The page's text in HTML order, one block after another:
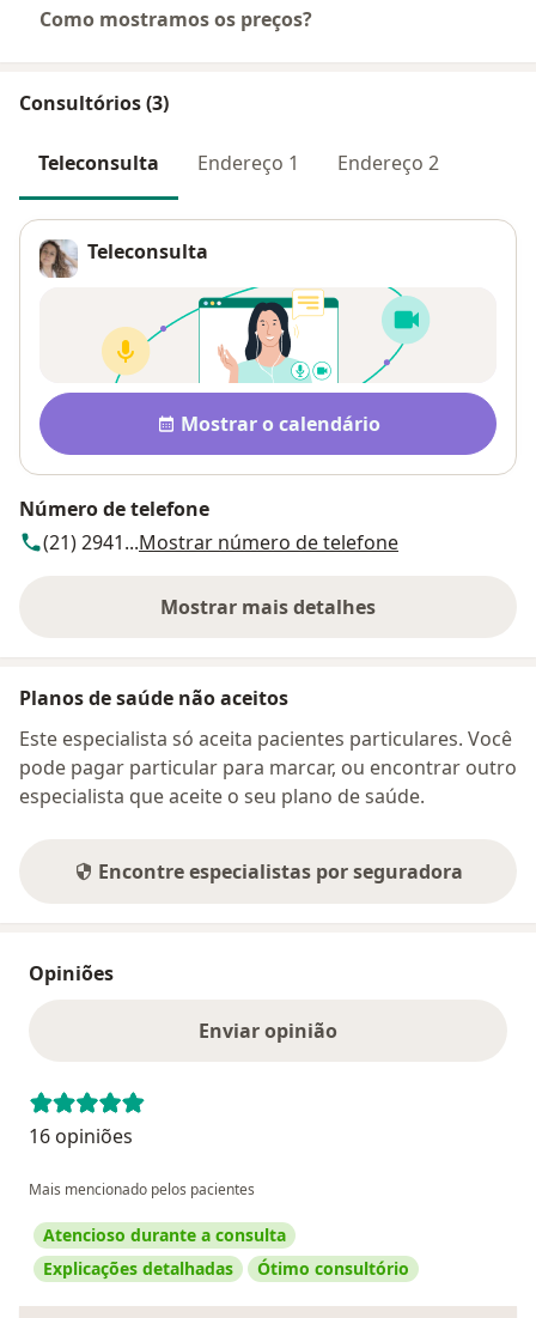
Como mostramos os preços?
Consultórios (3)
Teleconsulta Endereço 1 Endereço 2
Teleconsulta
Disponibilidade
Mostrar o calendário
Número de telefone
(21) 2941...Mostrar número de telefone
Mostrar mais detalhes
sobre o endereço
Planos de saúde não aceitos
Este especialista só aceita pacientes particulares. Você
pode pagar particular para marcar, ou encontrar outro
especialista que aceite o seu plano de saúde.
Encontre especialistas por seguradora
Opiniões
Enviar opinião
16 opiniões
Mais mencionado pelos pacientes
Atencioso durante a consulta
Explicações detalhadas
Ótimo consultório